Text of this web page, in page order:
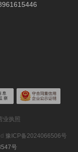
业执照
豫ICP备2024066506号
号